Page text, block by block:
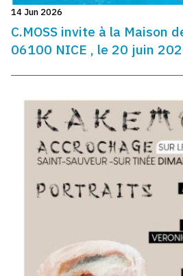
14 Jun 2026
C.MOSS invite à la Maison
06100 NICE , le 20 juin